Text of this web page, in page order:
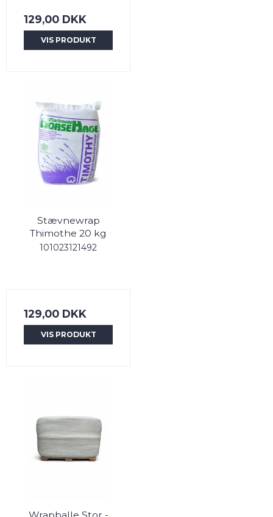
129,00 DKK
VIS PRODUKT
Stævnewrap
Thimothe 20 kg
101023121492
129,00 DKK
VIS PRODUKT